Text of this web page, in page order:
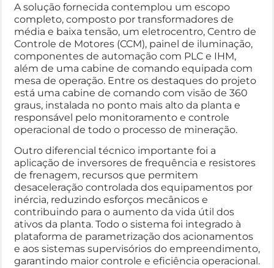
A solução fornecida contemplou um escopo
completo, composto por transformadores de
média e baixa tensão, um eletrocentro, Centro de
Controle de Motores (CCM), painel de iluminação,
componentes de automação com PLC e IHM,
além de uma cabine de comando equipada com
mesa de operação. Entre os destaques do projeto
está uma cabine de comando com visão de 360
graus, instalada no ponto mais alto da planta e
responsável pelo monitoramento e controle
operacional de todo o processo de mineração.
Outro diferencial técnico importante foi a
aplicação de inversores de frequência e resistores
de frenagem, recursos que permitem
desaceleração controlada dos equipamentos por
inércia, reduzindo esforços mecânicos e
contribuindo para o aumento da vida útil dos
ativos da planta. Todo o sistema foi integrado à
plataforma de parametrização dos acionamentos
e aos sistemas supervisórios do empreendimento,
garantindo maior controle e eficiência operacional.